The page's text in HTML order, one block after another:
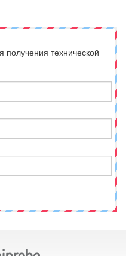
получения технической